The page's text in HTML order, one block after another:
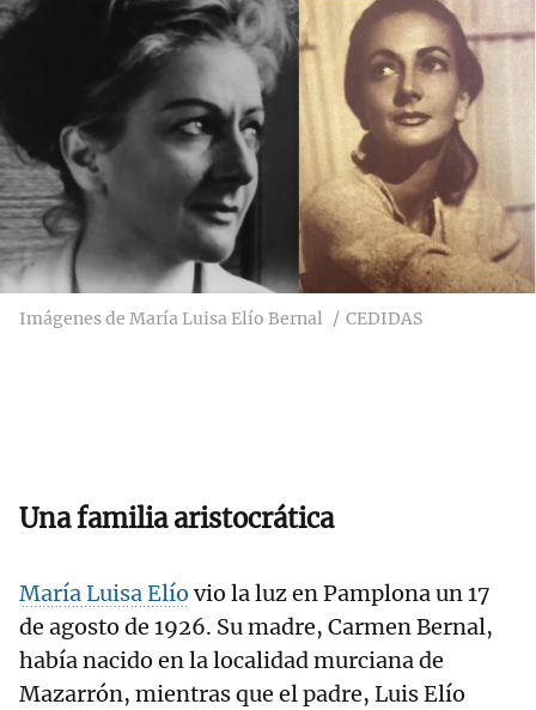
Imágenes de María Luisa Elío Bernal CEDIDAS
Una familia aristocrática
María Luisa Elío vio la luz en Pamplona un 17
de agosto de 1926. Su madre, Carmen Bernal,
había nacido en la localidad murciana de
Mazarrón, mientras que el padre, Luis Elío